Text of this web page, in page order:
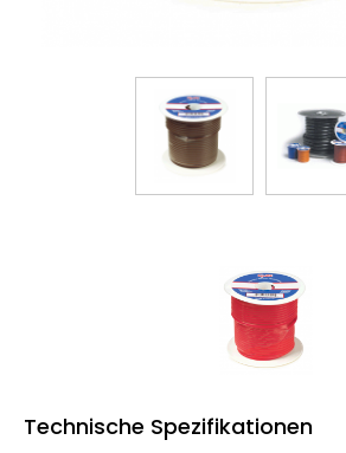
Technische Spezifikationen